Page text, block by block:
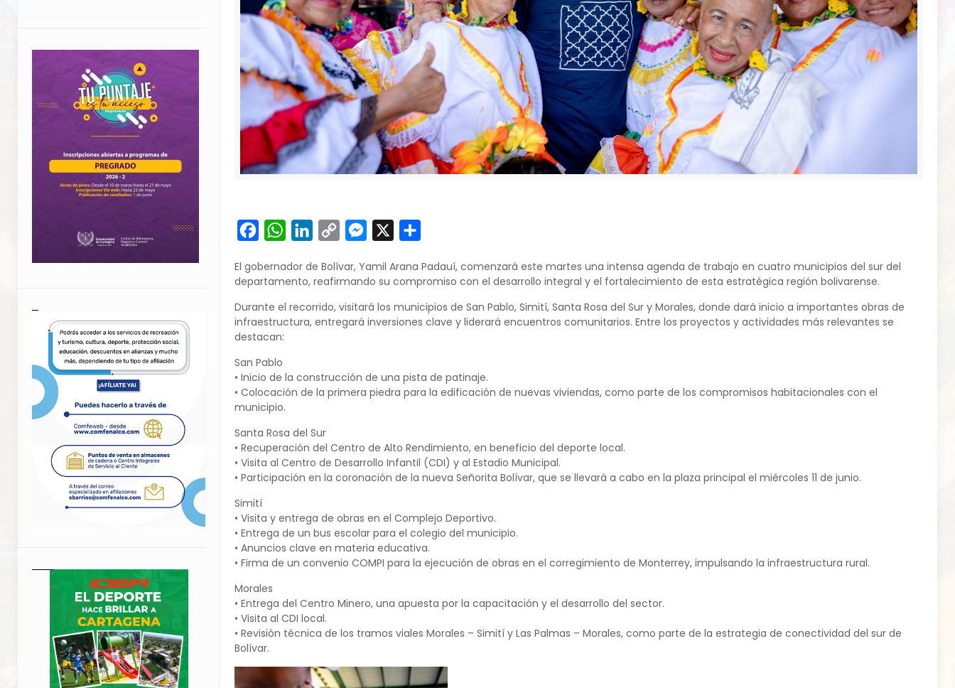
FacebookWhatsAppLinkedIn
Copy
Messenger
El gobernador de Bolívar, Yamil Arana Padauí, comenzará este martes una intensa agenda de trabajo en cuatro municipios del sur del
departamento, reafirmando su compromiso con el desarrollo integral y el fortalecimiento de esta estratégica región bolivarense.
Durante el recorrido, visitará los municipios de San Pablo, Simití, Santa Rosa del Sur y Morales, donde dará inicio a importantes obras de
infraestructura, entregará inversiones clave y liderará encuentros comunitarios. Entre los proyectos y actividades más relevantes se
destacan:
San Pablo
• Inicio de la construcción de una pista de patinaje.
• Colocación de la primera piedra para la edificación de nuevas viviendas, como parte de los compromisos habitacionales con el
municipio.
Santa Rosa del Sur
• Recuperación del Centro de Alto Rendimiento, en beneficio del deporte local.
• Visita al Centro de Desarrollo Infantil (CDI) y al Estadio Municipal.
• Participación en la coronación de la nueva Señorita Bolívar, que se llevará a cabo en la plaza principal el miércoles 11 de junio.
Simití
• Visita y entrega de obras en el Complejo Deportivo.
• Entrega de un bus escolar para el colegio del municipio.
• Anuncios clave en materia educativa.
• Firma de un convenio COMPI para la ejecución de obras en el corregimiento de Monterrey, impulsando la infraestructura rural.
Morales
• Entrega del Centro Minero, una apuesta por la capacitación y el desarrollo del sector.
• Visita al CDI local.
• Revisión técnica de los tramos viales Morales – Simití y Las Palmas – Morales, como parte de la estrategia de conectividad del sur de
Bolívar.